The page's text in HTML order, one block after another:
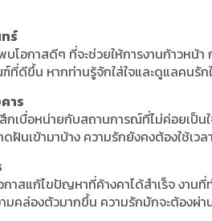
ร์
บโอกาสดีๆ ที่จะช่วยให้การงานก้าวหน้า
ที่ดีขึ้น หากท่านรู้จักใส่ใจและดูแลคนรัก
าร
กเบื่อหน่ายกับสถานการณ์ที่ไม่ค่อยเป็น
ฝันเข้ามาบ้าง ความรักยังคงต้องใช้เวล
กาสแก้ไขปัญหาที่ค้างคาได้สำเร็จ งาน
ามคล่องตัวมากขึ้น ความรักมักจะต้องผ่